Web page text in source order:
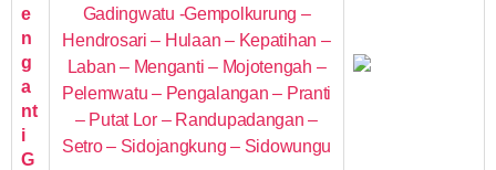
e
n
g
a
nt
i
G
Gadingwatu -Gempolkurung –
Hendrosari – Hulaan – Kepatihan –
Laban – Menganti – Mojotengah –
Pelemwatu – Pengalangan – Pranti
– Putat Lor – Randupadangan –
Setro – Sidojangkung – Sidowungu